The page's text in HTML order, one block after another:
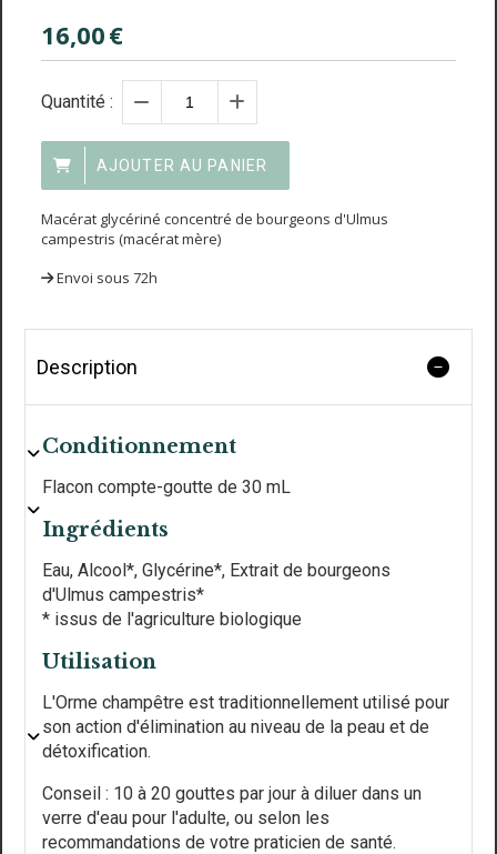
16,00€
Quantité :
AJOUTER AU PANIER
Macérat glycériné concentré de bourgeons d'Ulmus
campestris (macérat mère)
Envoi sous 72h
Description
Conditionnement
Flacon compte-goutte de 30 mL
Ingrédients
Eau, Alcool*, Glycérine*, Extrait de bourgeons
d'Ulmus campestris*
* issus de l'agriculture biologique
Utilisation
L'Orme champêtre est traditionnellement utilisé pour
son action d'élimination au niveau de la peau et de
détoxification.
Conseil : 10 à 20 gouttes par jour à diluer dans un
verre d'eau pour l'adulte, ou selon les
recommandations de votre praticien de santé.